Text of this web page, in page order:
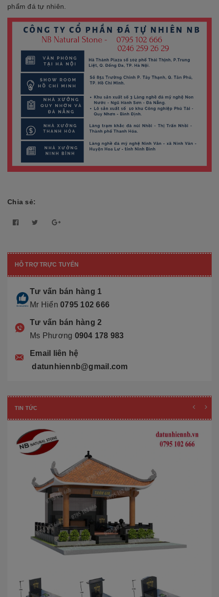
phẩm đá tự nhiên.
Chia sẻ:
HỖ TRỢ TRỰC TUYẾN
Tư vấn bán hàng 1
Mr Hiển 0795 102 666
Tư vấn bán hàng 2
Ms Phương 0904 178 983
Email liên hệ
datunhiennb@gmail.com
TIN TỨC